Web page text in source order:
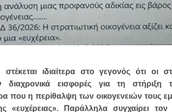
ιδιαίτερα στο γεγονός ότι οι
διαχρονικά εισφορές για τη στήριξη
που η περίθαλψη των οικογενειών τους
Παράλληλα συγχαίρει